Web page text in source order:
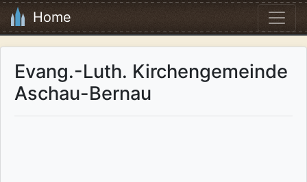
Home
Evang.-Luth. Kirchengemeinde
Aschau-Bernau